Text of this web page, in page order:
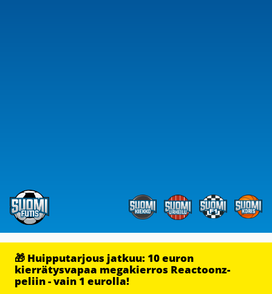
🎁 Huipputarjous jatkuu: 10 euron
kierrätysvapaa megakierros Reactoonz-
peliin - vain 1 eurolla!